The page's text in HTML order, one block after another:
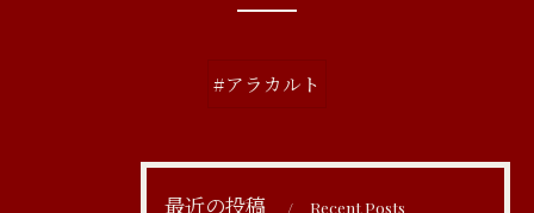
#アラカルト
最近の投稿 Recent Posts